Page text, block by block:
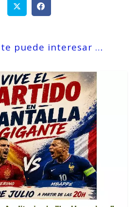
puede interesar …